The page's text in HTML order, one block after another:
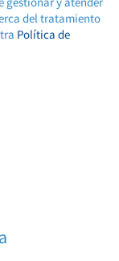
del tratamiento
Política de